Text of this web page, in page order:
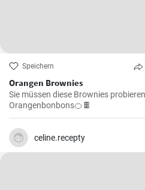
Speichern
Orangen Brownies
Sie müssen diese Brownies
Orangenbonbons🍊🍫
celine.recepty